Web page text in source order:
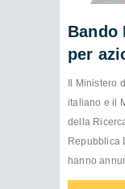
Bando
per
Il Ministero
italiano e il
della
Repubblica
hanno